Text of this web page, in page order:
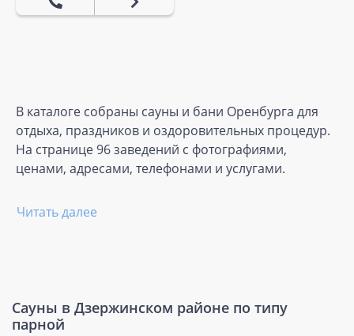
В каталоге собраны сауны и бани Оренбурга для
отдыха, праздников и оздоровительных процедур.
На странице 96 заведений с фотографиями,
ценами, адресами, телефонами и услугами.
Читать далее
Сауны в Дзержинском районе по типу
парной